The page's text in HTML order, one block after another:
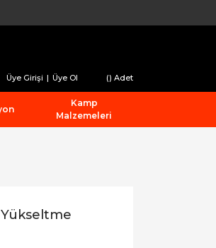
Üye Girişi | Üye Ol () Adet
Kamp
Malzemeleri